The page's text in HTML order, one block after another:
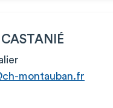
montauban.fr